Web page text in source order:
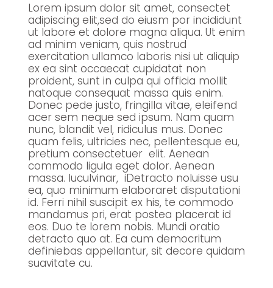
Lorem ipsum dolor sit amet, consectet
adipiscing elit,sed do eiusm por incididunt
ut labore et dolore magna aliqua. Ut enim
ad minim veniam, quis nostrud
exercitation ullamco laboris nisi ut aliquip
ex ea sint occaecat cupidatat non
proident, sunt in culpa qui officia mollit
natoque consequat massa quis enim.
Donec pede justo, fringilla vitae, eleifend
acer sem neque sed ipsum. Nam quam
nunc, blandit vel, ridiculus mus. Donec
quam felis, ultricies nec, pellentesque eu,
pretium consectetuer elit. Aenean
commodo ligula eget dolor. Aenean
massa. luculvinar, iDetracto noluisse usu
ea, quo minimum elaboraret disputationi
id. Ferri nihil suscipit ex his, te commodo
mandamus pri, erat postea placerat id
eos. Duo te lorem nobis. Mundi oratio
detracto quo at. Ea cum democritum
definiebas appellantur, sit decore quidam
suavitate cu.